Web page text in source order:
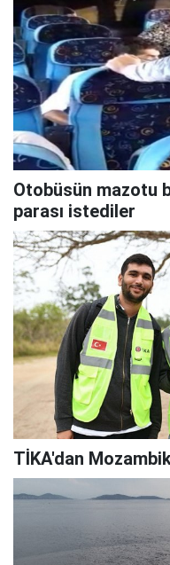
Otobüsün mazotu
parası istediler
TİKA'dan